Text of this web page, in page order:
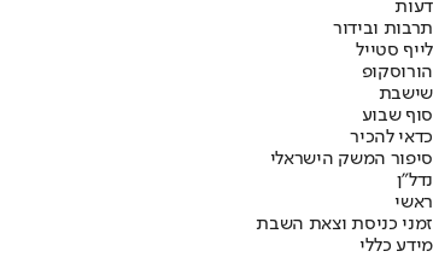
דעות
תרבות ובידור
לייף סטייל
הורוסקופ
שישבת
סוף שבוע
כדאי להכיר
סיפור המשק הישראלי
נדל"ן
ראשי
זמני כניסת וצאת השבת
מידע כללי